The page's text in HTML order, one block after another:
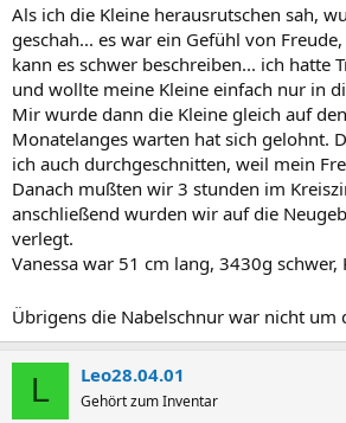
Als ich die Kleine herausrutschen sah,
geschah... es war ein Gefühl von
kann es schwer beschreiben... ich hatte
und wollte meine Kleine einfach nur in
Mir wurde dann die Kleine gleich auf
Monatelanges warten hat sich gelohnt.
ich auch durchgeschnitten, weil mein
Danach mußten wir 3 stunden im
anschließend wurden wir auf die
verlegt.
Vanessa war 51 cm lang, 3430g
Übrigens die Nabelschnur war nicht um
L Leo28.04.01
Gehört zum Inventar